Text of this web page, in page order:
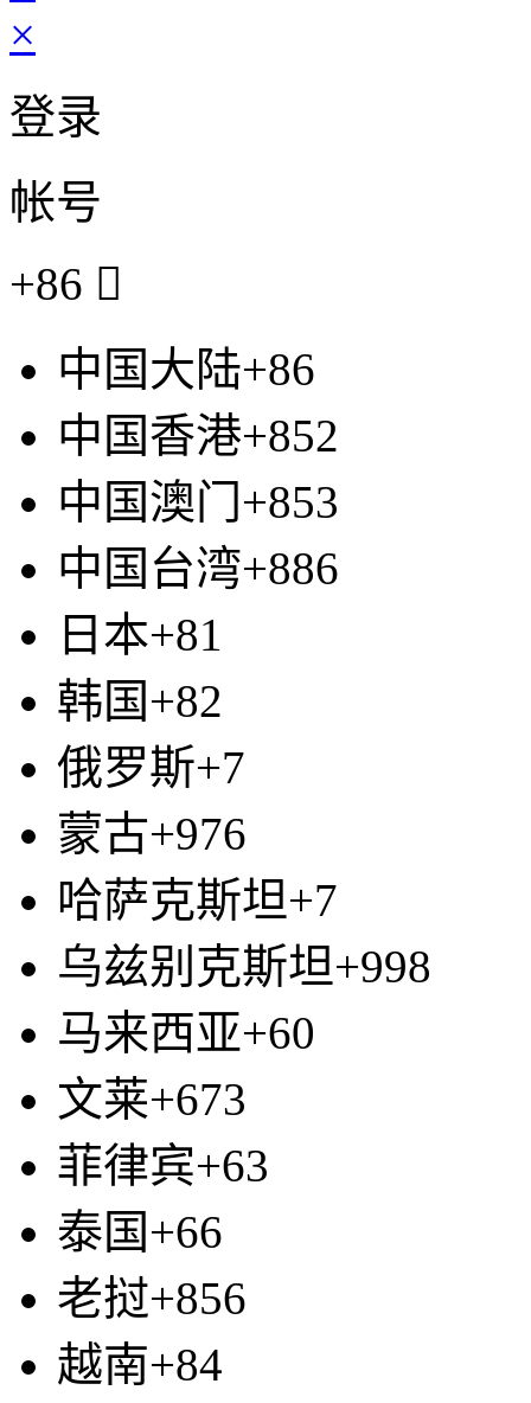
×
登录
帐号
+86 
中国大陆+86
中国香港+852
中国澳门+853
中国台湾+886
日本+81
韩国+82
俄罗斯+7
蒙古+976
哈萨克斯坦+7
乌兹别克斯坦+998
马来西亚+60
文莱+673
菲律宾+63
泰国+66
老挝+856
越南+84